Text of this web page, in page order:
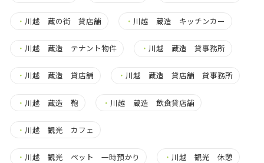
・ 川越 蔵の街 貸店舗 ・ 川越 蔵造 キッチンカー
・ 川越 蔵造 テナント物件 ・ 川越 蔵造 貸事務所
・ 川越 蔵造 貸店舗 ・ 川越 蔵造 貸店舗 貸事務所
・ 川越 蔵造 鞄 ・ 川越 蔵造 飲食貸店舗
・ 川越 観光 カフェ
・ 川越 観光 ペット 一時預かり ・ 川越 観光 休憩